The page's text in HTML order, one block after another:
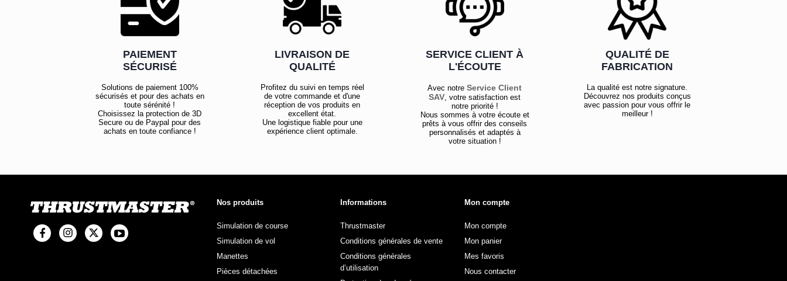
PAIEMENT
SÉCURISÉ
Solutions de paiement 100%
sécurisés et pour des achats en
toute sérénité !
Choisissez la protection de 3D
Secure ou de Paypal pour des
achats en toute confiance !
LIVRAISON DE
QUALITÉ
Profitez du suivi en temps réel
de votre commande et d'une
réception de vos produits en
excellent état.
Une logistique fiable pour une
expérience client optimale.
SERVICE CLIENT À
L'ÉCOUTE
Avec notreService Client
SAV , votre satisfaction est
notre priorité !
Nous sommes à votre écoute et
prêts à vous offrir des conseils
personnalisés et adaptés à
votre situation !
QUALITÉ DE
FABRICATION
La qualité est notre signature.
Découvrez nos produits conçus
avec passion pour vous offrir le
meilleur !
Nos produits
Simulation de course
Simulation de vol
Manettes
Pièces détachées
Informations
Thrustmaster
Conditions générales de vente
Conditions générales
d’utilisation
Mon compte
Mon compte
Mon panier
Mes favoris
Nous contacter